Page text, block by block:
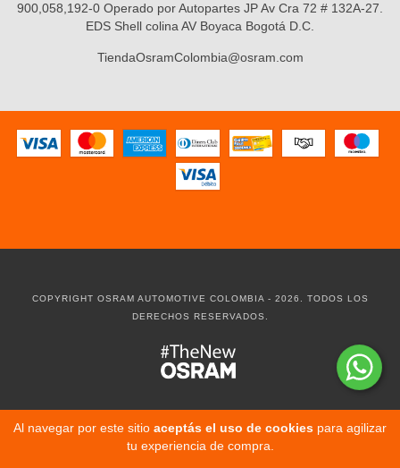
Al navegar por este sitio aceptás el uso de cookies para agilizar
tu experiencia de compra.
900,058,192-0 Operado por Autopartes JP Av Cra 72 # 132A-27.
EDS Shell colina AV Boyaca Bogotá D.C.
TiendaOsramColombia@osram.com
COPYRIGHT OSRAM AUTOMOTIVE COLOMBIA - 2026. TODOS LOS
DERECHOS RESERVADOS.